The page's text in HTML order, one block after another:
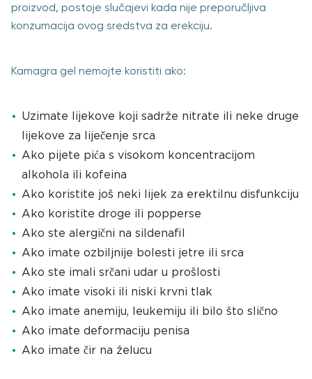
proizvod, postoje slučajevi kada nije preporučljiva
konzumacija ovog sredstva za erekciju.
Kamagra gel nemojte koristiti ako:
Uzimate lijekove koji sadrže nitrate ili neke druge
lijekove za liječenje srca
Ako pijete pića s visokom koncentracijom
alkohola ili kofeina
Ako koristite još neki lijek za erektilnu disfunkciju
Ako koristite droge ili popperse
Ako ste alergični na sildenafil
Ako imate ozbiljnije bolesti jetre ili srca
Ako ste imali srčani udar u prošlosti
Ako imate visoki ili niski krvni tlak
Ako imate anemiju, leukemiju ili bilo što slično
Ako imate deformaciju penisa
Ako imate čir na želucu